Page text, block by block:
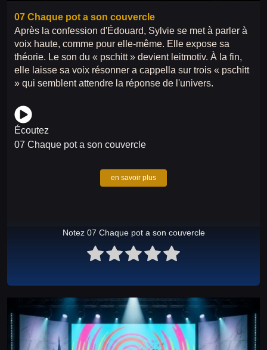
07 Chaque pot a son couvercle
Après la confession d'Édouard, Sylvie se met à parler à
voix haute, comme pour elle-même. Elle expose sa
théorie. Le son du « pschitt » devient leitmotiv. À la fin,
elle laisse sa voix résonner a cappella sur trois « pschitt
» qui semblent attendre la réponse de l'univers.
Écoutez
07 Chaque pot a son couvercle
en savoir plus
Notez 07 Chaque pot a son couvercle